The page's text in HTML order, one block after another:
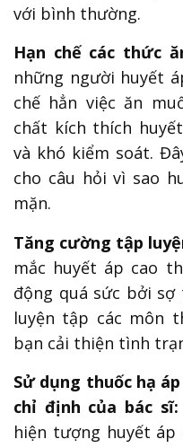
với bình thường.
Hạn chế các thức
những người huyết
chế hẳn việc ăn
chất kích thích
và khó kiểm soát.
cho câu hỏi vì sao
mặn.
Tăng cường tập
mắc huyết áp cao
động quá sức bởi
luyện tập các môn
bạn cải thiện tình
Sử dụng thuốc hạ
chỉ định của bác sĩ:
hiện tượng huyết